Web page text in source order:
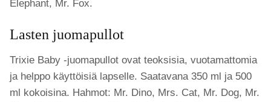
Elephant, Mr. Fox.
Lasten juomapullot
Trixie Baby -juomapullot ovat teoksisia, vuotamattomia
ja helppo käyttöisiä lapselle. Saatavana 350 ml ja 500
ml kokoisina. Hahmot: Mr. Dino, Mrs. Cat, Mr. Dog, Mr.